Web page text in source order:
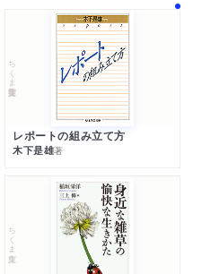
ちくま学芸文庫
レポートの組み立て方
木下是雄著
ちくま文庫